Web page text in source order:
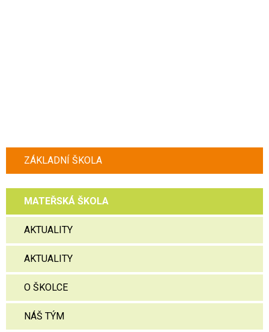
ZÁKLADNÍ ŠKOLA
MATEŘSKÁ ŠKOLA
AKTUALITY
AKTUALITY
O ŠKOLCE
NÁŠ TÝM